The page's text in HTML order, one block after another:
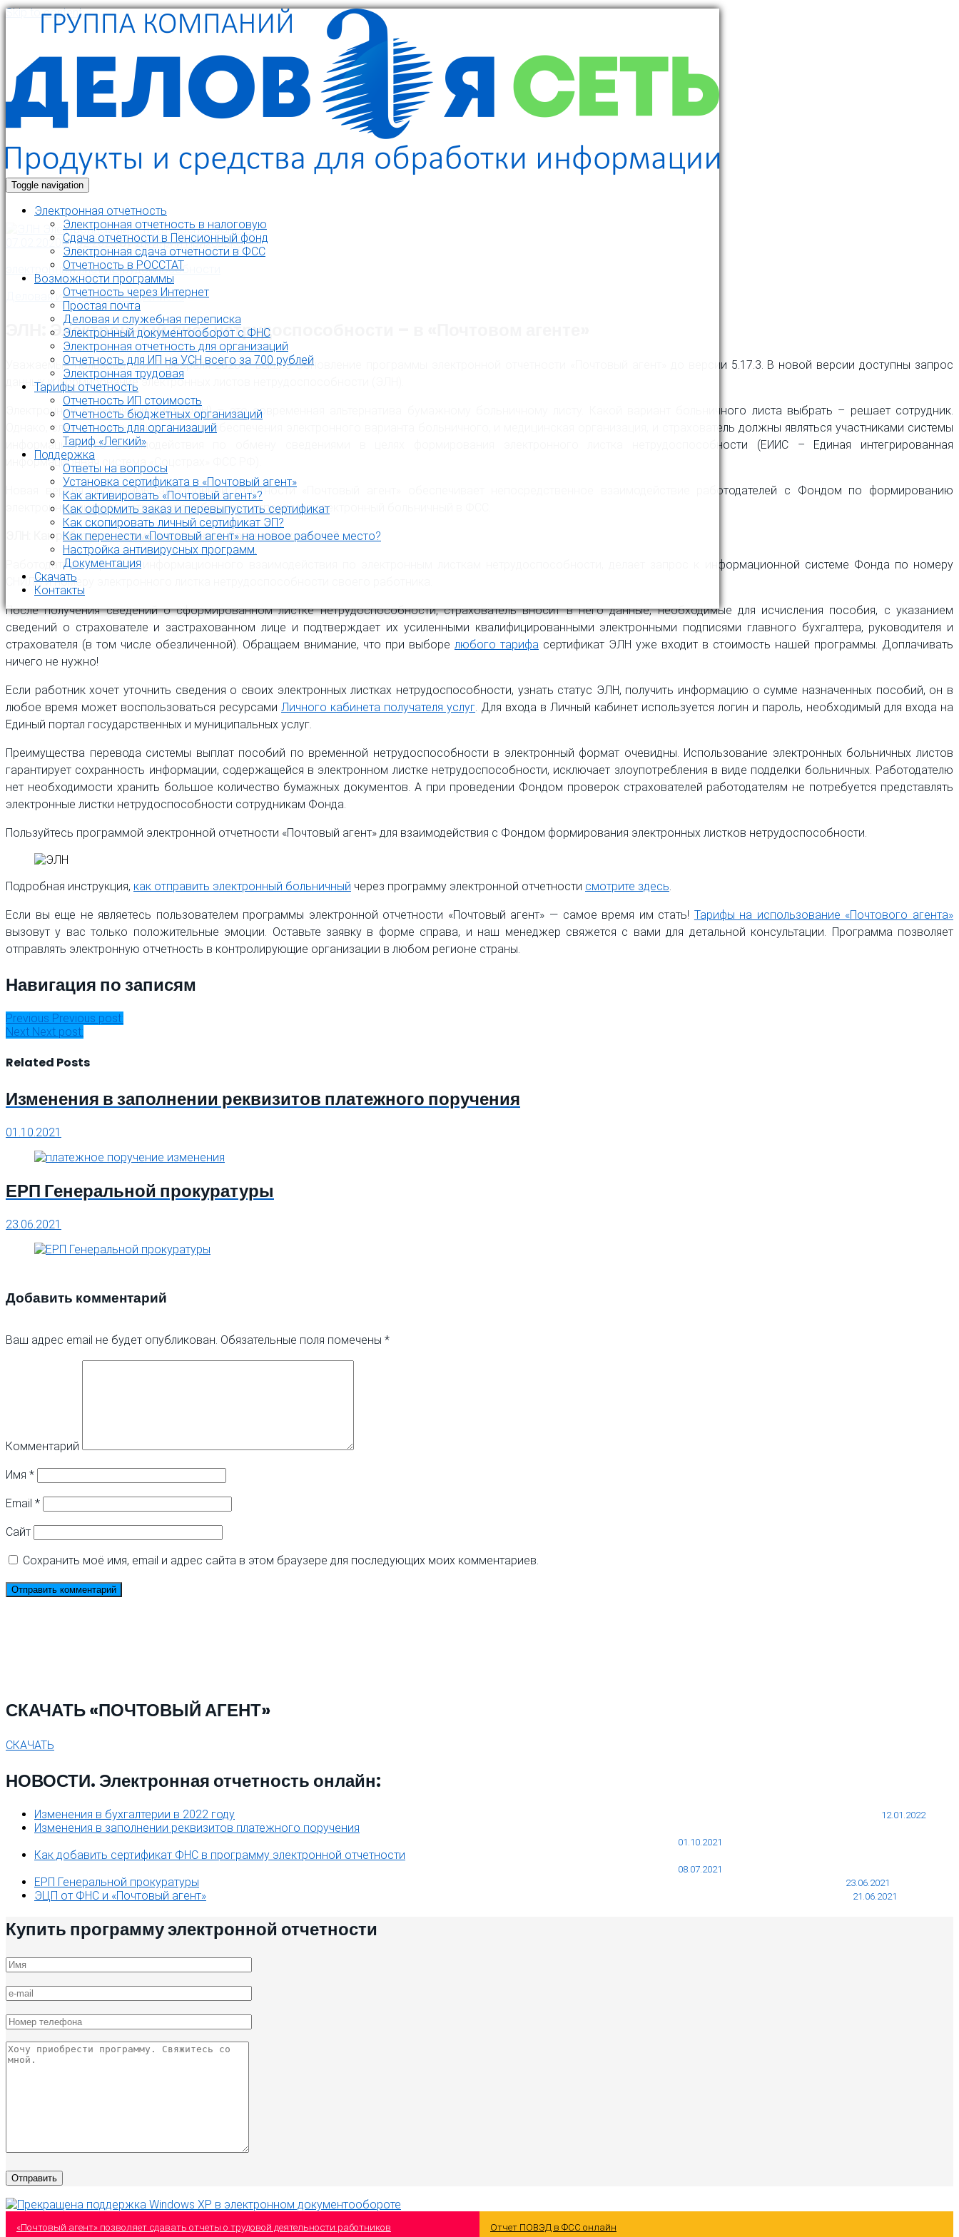
Skip to content
Toggle navigation
Электронная отчетность
Электронная отчетность в налоговую
Cдача отчетности в Пенсионный фонд
Электронная сдача отчетности в ФСС
Отчетность в РОССТАТ
Возможности программы
Отчетность через Интернет
Простая почта
Деловая и служебная переписка
Электронный документооборот с ФНС
Электронная отчетность для организаций
Отчетность для ИП на УСН всего за 700 рублей
Электронная трудовая
Тарифы отчетность
Отчетность ИП стоимость
Отчетность бюджетных организаций
Отчетность для организаций
Тариф «Легкий»
Поддержка
Ответы на вопросы
Установка сертификата в «Почтовый агент»
Как активировать «Почтовый агент»?
Как оформить заказ и перевыпустить сертификат
Как скопировать личный сертификат ЭП?
Как перенести «Почтовый агент» на новое рабочее место?
Настройка антивирусных программ.
Документация
Скачать
Контакты
07.02.2020 07.02.2020byДмитрий Приходько
электронный лист нетрудоспособности
Деловая и служебная переписка
ЭЛН: Электронный лист нетрудоспособности – в «Почтовом агенте»
Уважаемые пользователи! 7 февраля 2020 г. вышло обновление программы электронной отчетности «Почтовый агент» до версии 5.17.3. В новой версии доступны запрос
данных и формирование электронных листов нетрудоспособности (ЭЛН).
Электронный больничный лист (ЭЛН) – это современная альтернатива бумажному больничному листу. Какой вариант больничного листа выбрать – решает сотрудник.
Однако, следует иметь ввиду, что для обеспечения электронного варианта больничного, и медицинская организация, и страхователь должны являться участниками системы
информационного взаимодействия по обмену сведениями в целях формирования электронного листка нетрудоспособности (ЕИИС – Единая интегрированная
информационная система «Соцстрах» ФСС РФ).
Новая версия программы электронной отчетности «Почтовый агент» обеспечивает непосредственное взаимодействие работодателей с Фондом по формированию
электронных листков нетрудоспособности и отправляет электронный больничный в ФСС.
ЭЛН: Как работает система электронных больничных листов?
Работодатель, в рамках информационного взаимодействия по электронным листкам нетрудоспособности, делает запрос к информационной системе Фонда по номеру
СНИЛС и номеру электронного листка нетрудоспособности своего работника.
После получения сведений о сформированном листке нетрудоспособности, страхователь вносит в него данные, необходимые для исчисления пособия, с указанием
сведений о страхователе и застрахованном лице и подтверждает их усиленными квалифицированными электронными подписями главного бухгалтера, руководителя и
страхователя (в том числе обезличенной). Обращаем внимание, что при выборе любого тарифа сертификат ЭЛН уже входит в стоимость нашей программы. Доплачивать
ничего не нужно!
Если работник хочет уточнить сведения о своих электронных листках нетрудоспособности, узнать статус ЭЛН, получить информацию о сумме назначенных пособий, он в
любое время может воспользоваться ресурсами Личного кабинета получателя услуг. Для входа в Личный кабинет используется логин и пароль, необходимый для входа на
Единый портал государственных и муниципальных услуг.
Преимущества перевода системы выплат пособий по временной нетрудоспособности в электронный формат очевидны. Использование электронных больничных листов
гарантирует сохранность информации, содержащейся в электронном листке нетрудоспособности, исключает злоупотребления в виде подделки больничных. Работодателю
нет необходимости хранить большое количество бумажных документов. А при проведении Фондом проверок страхователей работодателям не потребуется представлять
электронные листки нетрудоспособности сотрудникам Фонда.
Пользуйтесь программой электронной отчетности «Почтовый агент» для взаимодействия с Фондом формирования электронных листков нетрудоспособности.
Подробная инструкция, как отправить электронный больничный через программу электронной отчетности смотрите здесь.
Если вы еще не являетесь пользователем программы электронной отчетности «Почтовый агент» — самое время им стать! Тарифы на использование «Почтового агента»
вызовут у вас только положительные эмоции. Оставьте заявку в форме справа, и наш менеджер свяжется с вами для детальной консультации. Программа позволяет
отправлять электронную отчетность в контролирующие организации в любом регионе страны.
Навигация по записям
Previous Previous post:
Next Next post:
Related Posts
Изменения в заполнении реквизитов платежного поручения
01.10.2021
ЕРП Генеральной прокуратуры
23.06.2021
Добавить комментарий
Ваш адрес email не будет опубликован. Обязательные поля помечены *
Комментарий
Имя *
Email *
Сайт
Сохранить моё имя, email и адрес сайта в этом браузере для последующих моих комментариев.
СКАЧАТЬ «ПОЧТОВЫЙ АГЕНТ»
СКАЧАТЬ
НОВОСТИ. Электронная отчетность онлайн:
Изменения в бухгалтерии в 2022 году 12.01.2022
Изменения в заполнении реквизитов платежного поручения
01.10.2021
Как добавить сертификат ФНС в программу электронной отчетности
08.07.2021
ЕРП Генеральной прокуратуры 23.06.2021
ЭЦП от ФНС и «Почтовый агент» 21.06.2021
Купить программу электронной отчетности
«Почтовый агент» позволяет сдавать отчеты о трудовой деятельности работников Отчет ПОВЭД в ФСС онлайн